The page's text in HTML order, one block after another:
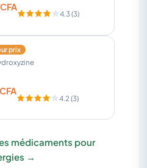
4.3 (3)
prix
4.2 (3)
médicaments pour
→